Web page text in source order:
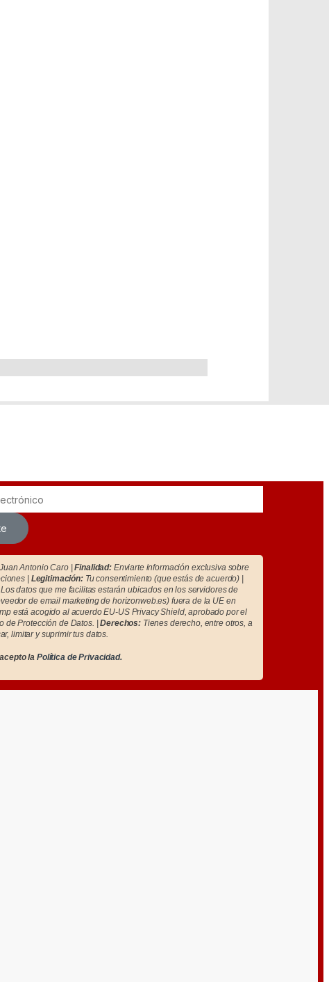
Juan Antonio Caro |Finalidad: Enviarte información exclusiva sobre
| Legitimación:Tu consentimiento (que estás de acuerdo) |
Los datos que me facilitas estarán ubicados en los servidores de
de email marketing de horizonweb.es) fuera de la UE en
está acogido al acuerdo EU-US Privacy Shield, aprobado por el
de Protección de Datos. |Derechos: Tienes derecho, entre otros, a
limitar y suprimir tus datos.
la Política de Privacidad.